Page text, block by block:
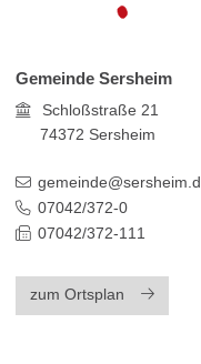
Gemeinde Sersheim
Schloßstraße 21
74372 Sersheim
07042/372-0
07042/372-111
zum Ortsplan